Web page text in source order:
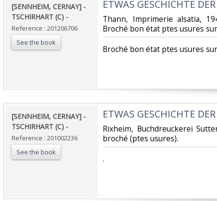
‎[SENNHEIM, CERNAY] -
TSCHIRHART (C) - ‎
Reference : 201206706
See the book
‎ETWAS GESCHICHTE
‎Thann, Imprimerie alsatia,
Broché bon état ptes usures
‎Broché bon état ptes usures
‎[SENNHEIM, CERNAY] -
TSCHIRHART (C) - ‎
Reference : 201002236
See the book
‎ETWAS GESCHICHTE
‎Rixheim, Buchdreuckerei
broché (ptes usures).‎
‎.‎